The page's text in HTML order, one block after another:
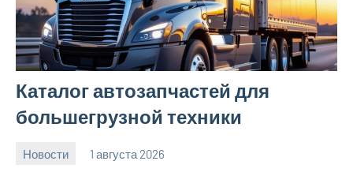
Каталог автозапчастей для
большегрузной техники
Новости 1 августа 2026